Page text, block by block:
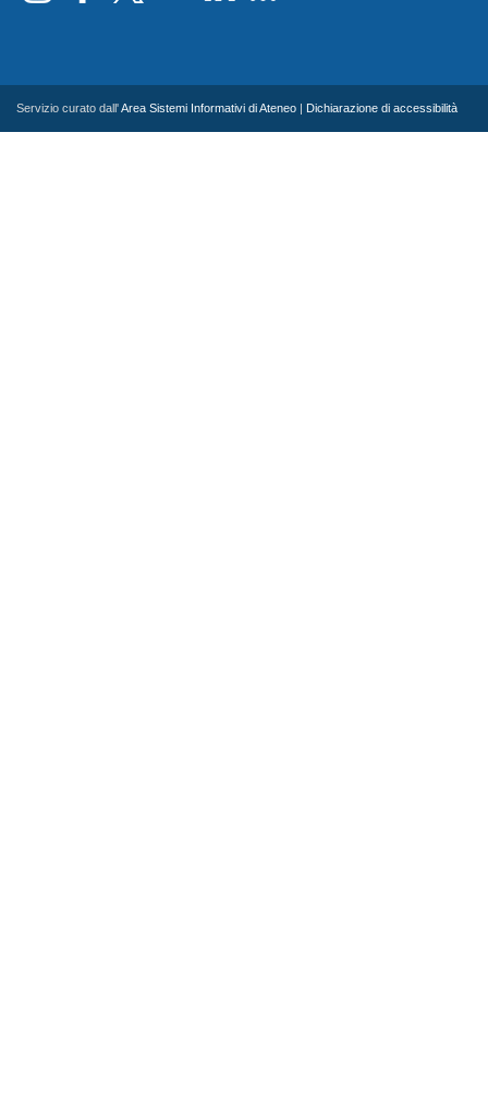
Servizio curato dall'Area Sistemi Informativi di Ateneo Dichiarazione di accessibilità